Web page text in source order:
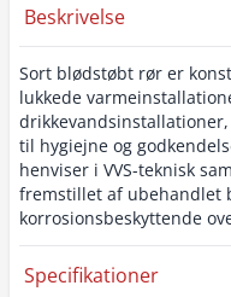
Beskrivelse
Sort blødstøbt rør er
lukkede
til hygiejne og
henviser i VVS-teknisk
fremstillet af ubehandlet
korrosionsbeskyttende
Specifikationer